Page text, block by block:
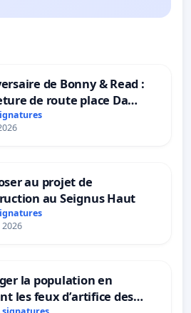
de Bonny & Read :
de route place Da
M
au projet de
au Seignus Haut
2026
la population en
les feux d’artifice des